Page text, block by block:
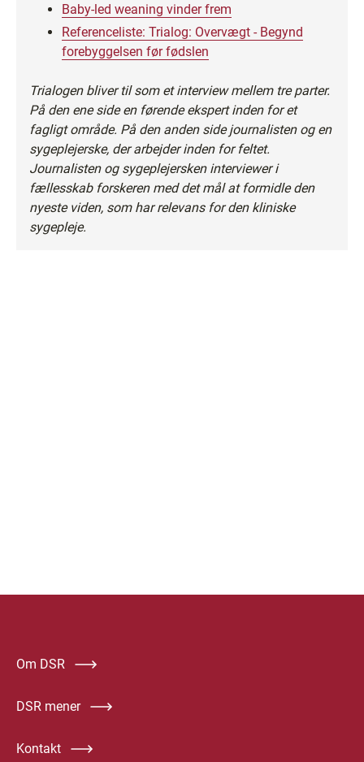
Baby-led weaning vinder frem
Referenceliste: Trialog: Overvægt - Begynd
forebyggelsen før fødslen
Trialogen bliver til som et interview mellem tre parter.
På den ene side en førende ekspert inden for et
fagligt område. På den anden side journalisten og en
sygeplejerske, der arbejder inden for feltet.
Journalisten og sygeplejersken interviewer i
fællesskab forskeren med det mål at formidle den
nyeste viden, som har relevans for den kliniske
sygepleje.
Om DSR
DSR mener
Kontakt